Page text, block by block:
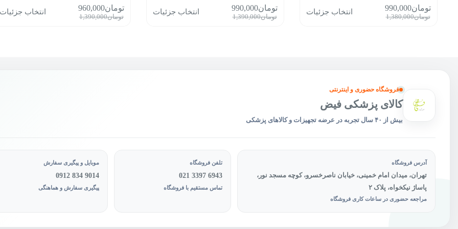
تومان1,380,000
قیمت
تومان990,000
قیمت
انتخاب جزئیات
محصول
تومان1,390,000
قیمت
تومان990,000
قیمت
انتخاب جزئیات
محصول
صفحه
تومان1,390,000
قیمت
تومان960,000
قیمت
انتخاب جزئیات
محصول
فروشگاه حضوری و اینترنتی
کالای پزشکی فیض
بیش از ۴۰ سال تجربه در عرضه تجهیزات و کالاهای پزشکی
آدرس فروشگاه
تهران، میدان امام خمینی، خیابان ناصرخسرو، کوچه مسجد نور،
پاساژ نیکخواه، پلاک ۲
مراجعه حضوری در ساعات کاری فروشگاه
تلفن فروشگاه
021 3397 6943
تماس مستقیم با فروشگاه
موبایل و پیگیری سفارش
0912 834 9014
پیگیری سفارش و هماهنگی